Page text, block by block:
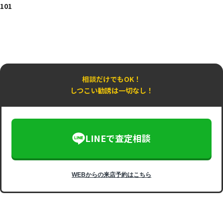
101
相談だけでもOK！
しつこい勧誘は一切なし！
LINEで査定相談
WEBからの来店予約はこちら